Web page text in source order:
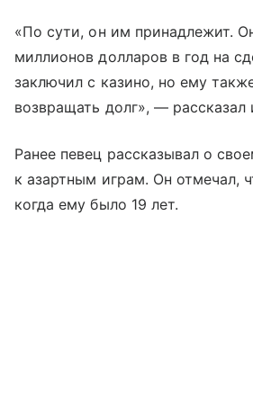
«По сути, он им принадлежит.
миллионов долларов в год на
заключил с казино, но ему
возвращать долг», — рассказал
Ранее певец рассказывал о
к азартным играм. Он отмечал,
когда ему было 19 лет.